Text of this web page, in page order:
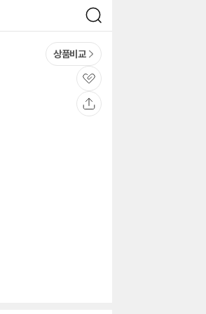
검
색
상품비교
관
심